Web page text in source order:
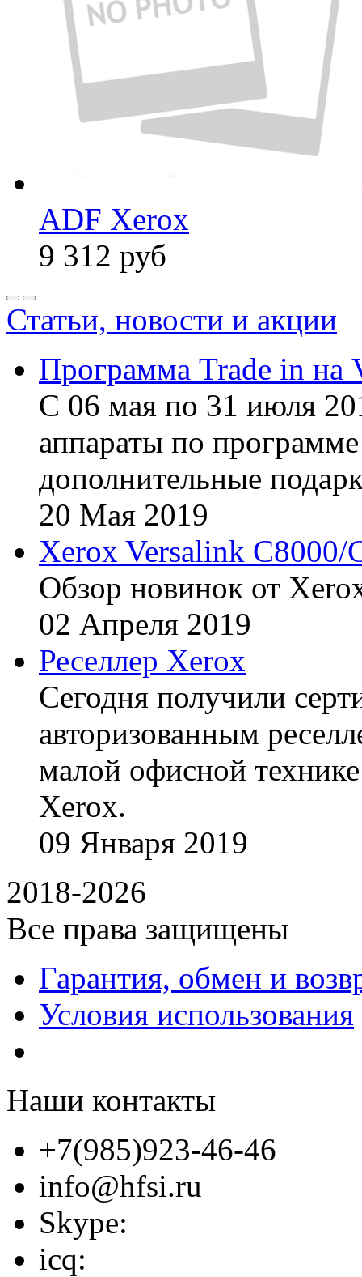
ADF Xerox
9 312 руб
Статьи, новости и акции
Программа Trade in на
С 06 мая по 31 июля
аппараты по
дополнительные
20 Мая 2019
Xerox Versalink C8000/
Обзор новинок от
02 Апреля 2019
Реселлер Xerox
Сегодня получили
авторизованным
малой офисной
Xerox.
09 Января 2019
2018-2026
Все права защищены
Гарантия, обмен и
Условия использования
Наши контакты
+7(985)923-46-46
info@hfsi.ru
Skype:
icq: